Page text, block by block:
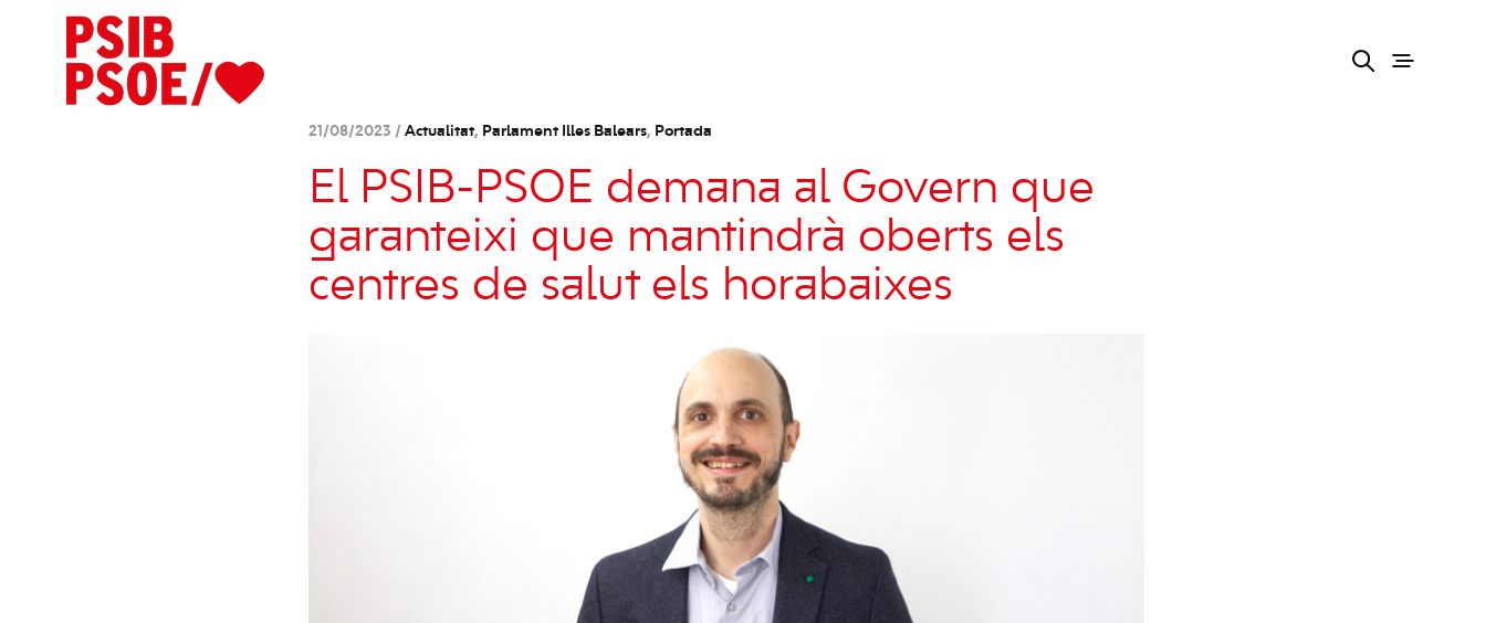
21/08/2023 / Actualitat, Parlament Illes Balears, Portada
El PSIB-PSOE demana al Govern que
garanteixi que mantindrà oberts els
centres de salut els horabaixes